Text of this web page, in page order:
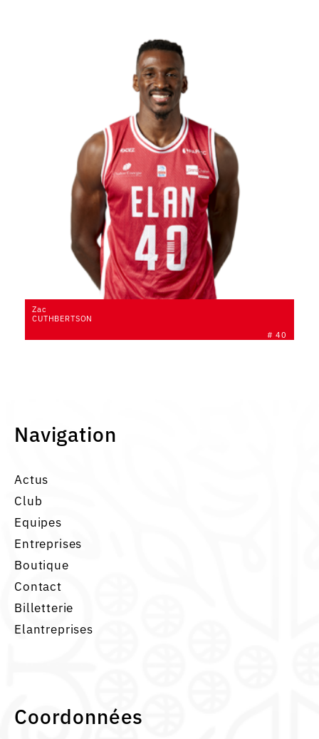
# 40
Zac
CUTHBERTSON
Navigation
Actus
Club
Equipes
Entreprises
Boutique
Contact
Billetterie
Elantreprises
Coordonnées